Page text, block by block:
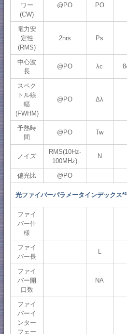
ワー
(CW)
@PO PO
電力安
定性
(RMS)
2hrs Ps
中心波
長
@PO λc
スペク
トル線
幅
(FWHM)
@PO Δλ
予熱時
間
@PO Tw
ノイズ
RMS(10Hz-
100MHz)
N
偏光比 @PO
光ファイバーパラメータインデックス*²
ファイ
バー仕
様
ファイ
バー長
ファイ
バー開
口数
NA
ファイ
バーイ
ンター
フェー